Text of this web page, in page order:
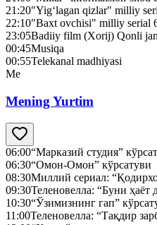
21:20"Yig‘lagan qizlar" milliy
22:10"Baxt ovchisi" milliy serial
23:05Badiiy film (Xorij) Qonli
00:45Musiqa
00:55Telekanal madhiyasi
Me
Mening Yurtim
06:00“Марказий студия”
06:30“Омон-Омон” кўрсатуви
08:30Миллий сериал:
09:30Теленовелла: “Буни ҳаёт
10:30“Ўзимизнинг гап”
11:00Теленовелла: “Тақдир